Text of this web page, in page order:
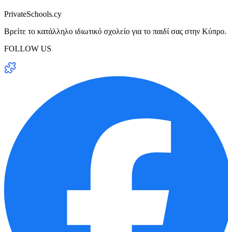
PrivateSchools.cy
Βρείτε το κατάλληλο ιδιωτικό σχολείο για το παιδί σας στην Κύπρο.
FOLLOW US